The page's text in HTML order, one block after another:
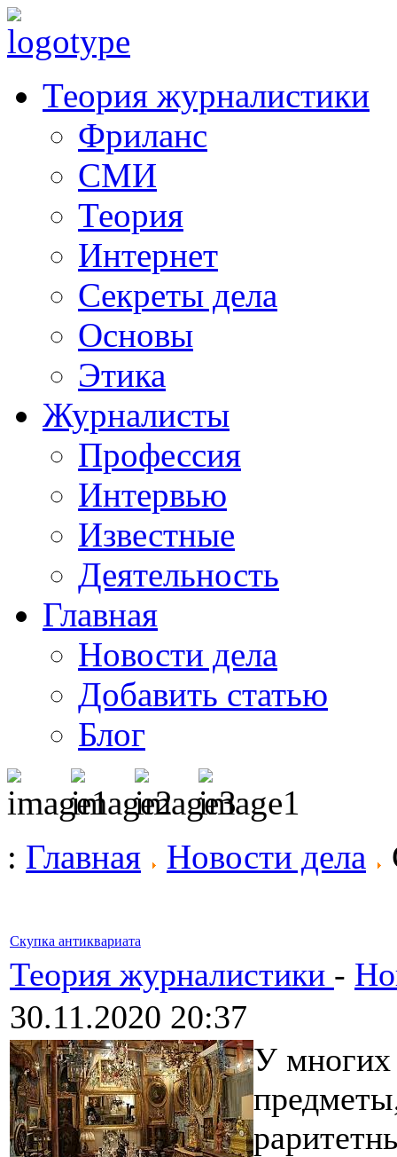
Теория журналистики
Фриланс
СМИ
Теория
Интернет
Секреты дела
Основы
Этика
Журналисты
Профессия
Интервью
Известные
Деятельность
Главная
Новости дела
Добавить статью
Блог
: Главная Новости дела
Скупка антиквариата
Теория журналистики -
30.11.2020 20:37
У многих